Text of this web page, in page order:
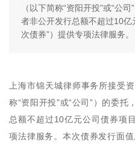
（以下简称“资阳开投”或“公
者非公开发行总额不超过10亿
次债券”）提供专项法律服务。
上海市锦天城律师事务所接受
称“资阳开投”或“公司”）的委
总额不超过10亿元公司债券项
项法律服务。本次债券发行面